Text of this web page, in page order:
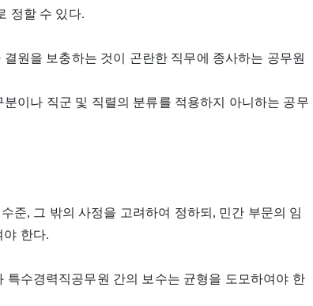
정할 수 있다.
원을 보충하는 것이 곤란한 직무에 종사하는 공무원
이나 직군 및 직렬의 분류를 적용하지 아니하는 공무
준, 그 밖의 사정을 고려하여 정하되, 민간 부문의 임
야 한다.
수경력직공무원 간의 보수는 균형을 도모하여야 한